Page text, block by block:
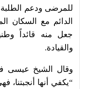
للمرضى ودعم الطلبة
الدائم مع السكان
جعل منه قائداً
والقيادة.
وقال الشيخ عيسى
“يكفي أنها أنجبتنا،